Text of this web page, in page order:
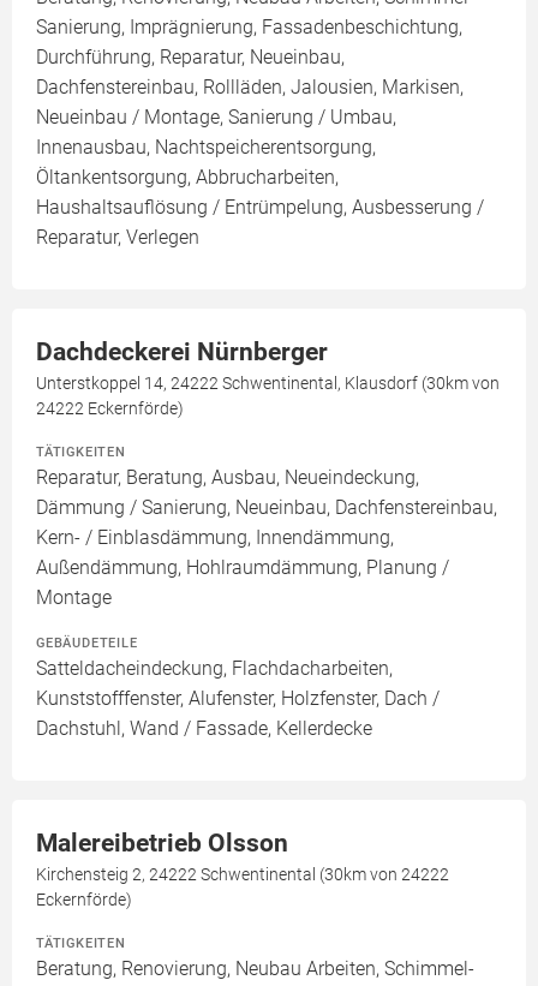
Sanierung, Imprägnierung, Fassadenbeschichtung,
Durchführung, Reparatur, Neueinbau,
Dachfenstereinbau, Rollläden, Jalousien, Markisen,
Neueinbau / Montage, Sanierung / Umbau,
Innenausbau, Nachtspeicherentsorgung,
Öltankentsorgung, Abbrucharbeiten,
Haushaltsauflösung / Entrümpelung, Ausbesserung /
Reparatur, Verlegen
Dachdeckerei Nürnberger
Unterstkoppel 14, 24222 Schwentinental, Klausdorf (30km von
24222 Eckernförde)
TÄTIGKEITEN
Reparatur, Beratung, Ausbau, Neueindeckung,
Dämmung / Sanierung, Neueinbau, Dachfenstereinbau,
Kern- / Einblasdämmung, Innendämmung,
Außendämmung, Hohlraumdämmung, Planung /
Montage
GEBÄUDETEILE
Satteldacheindeckung, Flachdacharbeiten,
Kunststofffenster, Alufenster, Holzfenster, Dach /
Dachstuhl, Wand / Fassade, Kellerdecke
Malereibetrieb Olsson
Kirchensteig 2, 24222 Schwentinental (30km von 24222
Eckernförde)
TÄTIGKEITEN
Beratung, Renovierung, Neubau Arbeiten, Schimmel-